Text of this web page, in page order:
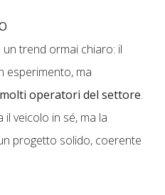
trend ormai chiaro: il
esperimento, ma
operatori del settore.
il veicolo in sé, ma la
progetto solido, coerente